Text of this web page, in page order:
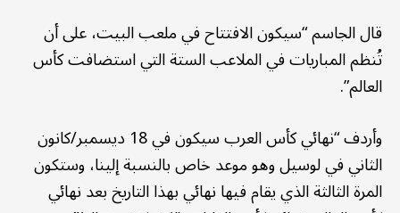
قال الجاسم “سيكون الافتتاح في ملعب البيت، على أن
تُنظم المباريات في الملاعب الستة التي استضافت كأس
العالم”.
وأردف “نهائي كأس العرب سيكون في 18 ديسمبر/كانون
الثاني في لوسيل وهو موعد خاص بالنسبة إلينا، وستكون
المرة الثالثة الذي يقام فيها نهائي بهذا التاريخ بعد نهائي